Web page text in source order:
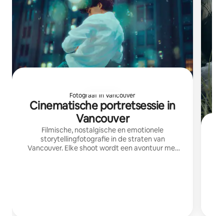
Fotograaf in Vancouver
Cinematische portretsessie in
Vancouver
Filmische, nostalgische en emotionele
storytellingfotografie in de straten van
Vancouver. Elke shoot wordt een avontuur met